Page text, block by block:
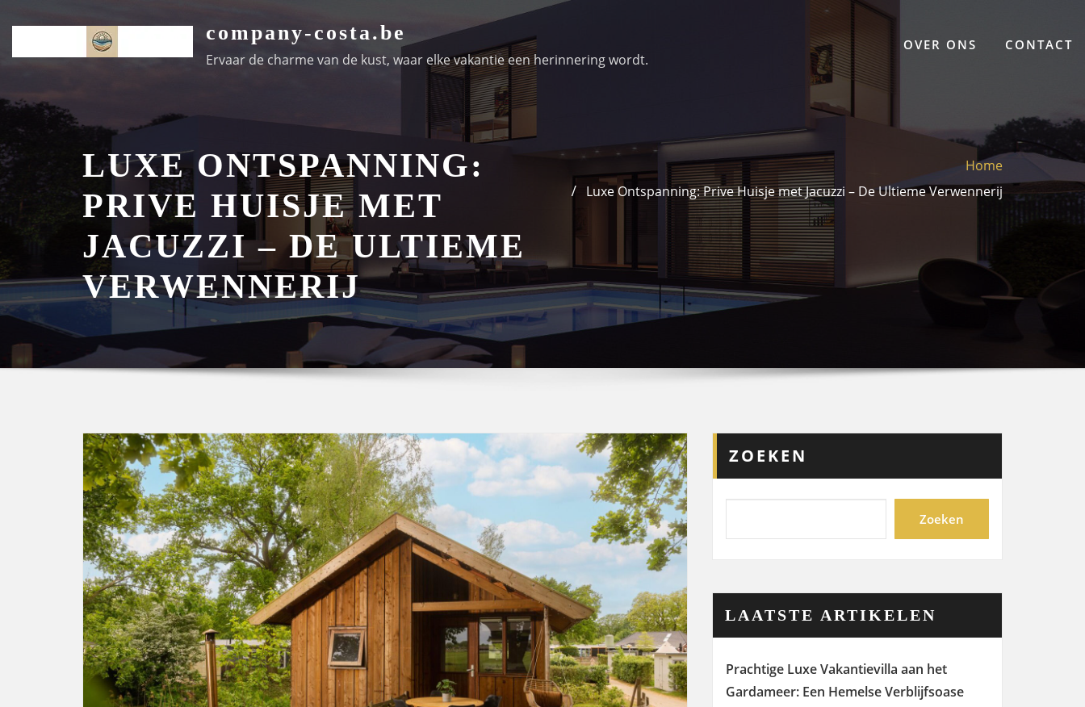
de
company-costa.be
Ervaar de charme van de kust, waar elke vakantie een herinnering wordt.
OVER ONS CONTACT
LUXE ONTSPANNING:
PRIVE HUISJE MET
JACUZZI – DE ULTIEME
VERWENNERIJ
Home
Luxe Ontspanning: Prive Huisje met Jacuzzi – De Ultieme Verwennerij
ZOEKEN
Zoeken
LAATSTE ARTIKELEN
Prachtige Luxe Vakantievilla aan het
Gardameer: Een Hemelse Verblijfsoase